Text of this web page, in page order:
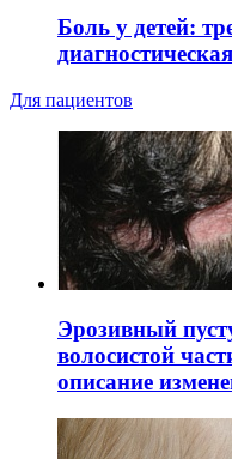
Боль у детей:
Для пациентов
Эрозивный
волосистой
описание